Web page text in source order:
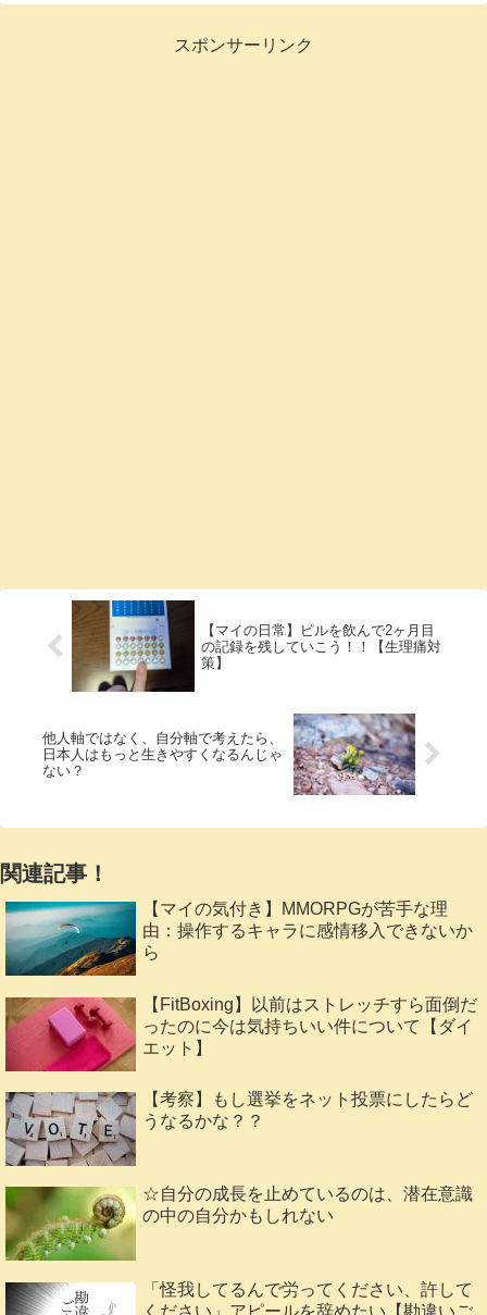
スポンサーリンク
【マイの日常】ピルを飲んで2ヶ月目
の記録を残していこう！！【生理痛対
策】
他人軸ではなく、自分軸で考えたら、
日本人はもっと生きやすくなるんじゃ
ない？
関連記事！
【マイの気付き】MMORPGが苦手な理
由：操作するキャラに感情移入できないか
ら
【FitBoxing】以前はストレッチすら面倒だ
ったのに今は気持ちいい件について【ダイ
エット】
【考察】もし選挙をネット投票にしたらど
うなるかな？？
☆自分の成長を止めているのは、潜在意識
の中の自分かもしれない
「怪我してるんで労ってください、許して
ください」アピールを辞めたい【勘違いご